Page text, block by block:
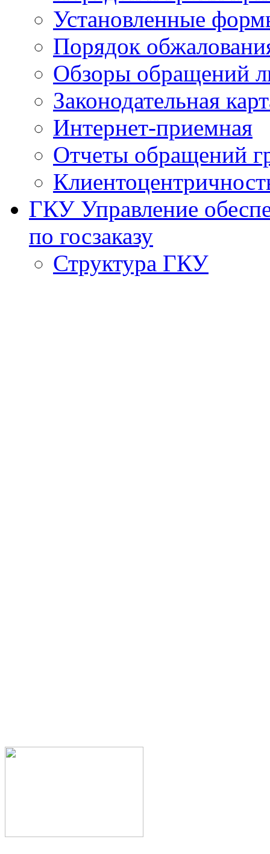
Установленные
Порядок
Обзоры обращений
Законодательная
Интернет-приемная
Отчеты обращений
ГКУ Управление
по госзаказу
Структура ГКУ